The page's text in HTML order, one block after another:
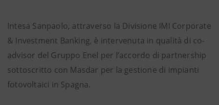
Intesa Sanpaolo, attraverso la Divisione IMI Corporate
& Investment Banking, è intervenuta in qualità di co-
advisor del Gruppo Enel per l’accordo di partnership
sottoscritto con Masdar per la gestione di impianti
fotovoltaici in Spagna.